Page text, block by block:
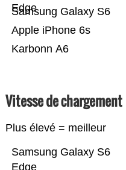
Karbonn A6
Apple iPhone 6s
Samsung Galaxy S6
Edge
Vitesse de chargement
Plus élevé = meilleur
Samsung Galaxy S6
Edge